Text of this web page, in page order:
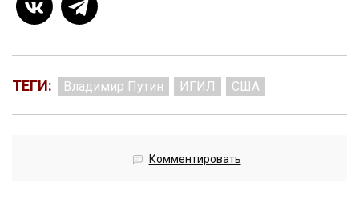
ТЕГИ: Владимир Путин ИГИЛ США
Комментировать